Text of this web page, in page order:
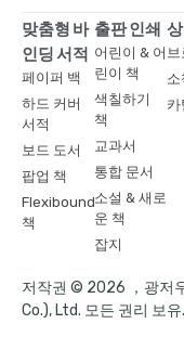
맞춤형 바
인딩 서적
페이퍼 백
하드 커버
서적
보드 도서
팝업 책
Flexibound
책
출판 인쇄
어린이 & 어
린이 책
색칠하기
책
교과서
통합 문서
소설 & 새로
운 책
잡지
브
소
카
저작권 © 2026 ，광저
Co.), Ltd. 모든 권리 보유.